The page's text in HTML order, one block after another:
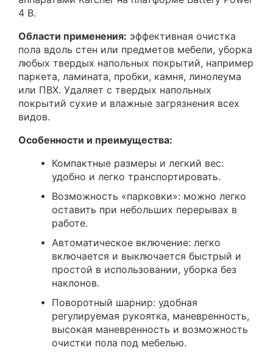
4 В.
Области применения: эффективная очистка
пола вдоль стен или предметов мебели, уборка
любых твердых напольных покрытий, например
паркета, ламината, пробки, камня, линолеума
или ПВХ. Удаляет с твердых напольных
покрытий сухие и влажные загрязнения всех
видов.
Особенности и преимущества:
Компактные размеры и легкий вес:
удобно и легко транспортировать.
Возможность «парковки»: можно легко
оставить при небольших перерывах в
работе.
Автоматическое включение: легко
включается и выключается быстрый и
простой в использовании, уборка без
наклонов.
Поворотный шарнир: удобная
регулируемая рукоятка, маневренность,
высокая маневренность и возможность
очистки пола под мебелью.